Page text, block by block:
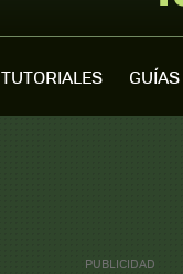
TUTORIALES GUÍAS